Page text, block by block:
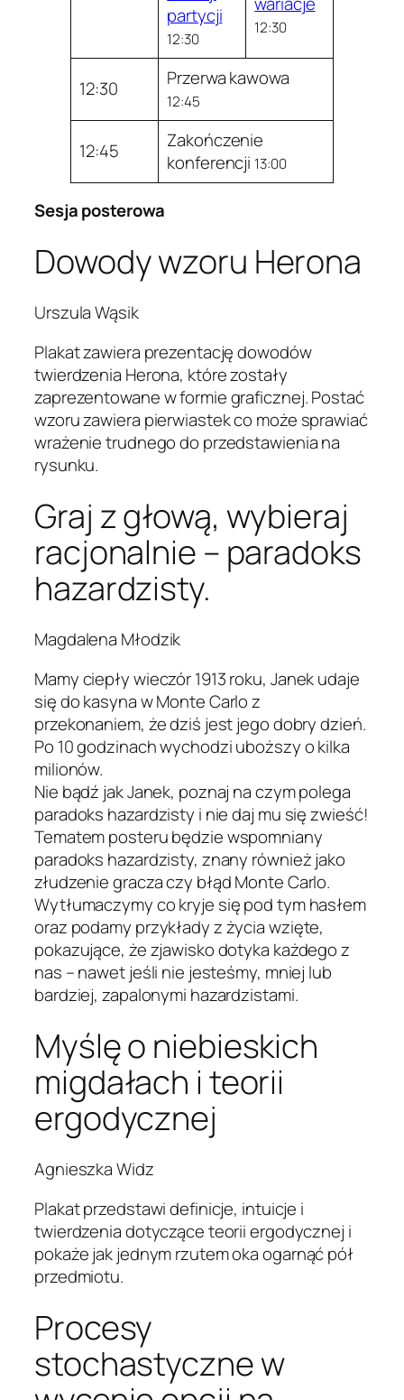
partycji
12:30
12:30
12:30 Przerwa kawowa
12:45
12:45
Zakończenie
konferencji 13:00
Sesja posterowa
Dowody wzoru Herona
Urszula Wąsik
Plakat zawiera prezentację dowodów
twierdzenia Herona, które zostały
zaprezentowane w formie graficznej. Postać
wzoru zawiera pierwiastek co może sprawiać
wrażenie trudnego do przedstawienia na
rysunku.
Graj z głową, wybieraj
racjonalnie – paradoks
hazardzisty.
Magdalena Młodzik
Mamy ciepły wieczór 1913 roku, Janek udaje
się do kasyna w Monte Carlo z
przekonaniem, że dziś jest jego dobry dzień.
Po 10 godzinach wychodzi uboższy o kilka
milionów.
Nie bądź jak Janek, poznaj na czym polega
paradoks hazardzisty i nie daj mu się zwieść!
Tematem posteru będzie wspomniany
paradoks hazardzisty, znany również jako
złudzenie gracza czy błąd Monte Carlo.
Wytłumaczymy co kryje się pod tym hasłem
oraz podamy przykłady z życia wzięte,
pokazujące, że zjawisko dotyka każdego z
nas – nawet jeśli nie jesteśmy, mniej lub
bardziej, zapalonymi hazardzistami.
Myślę o niebieskich
migdałach i teorii
ergodycznej
Agnieszka Widz
Plakat przedstawi definicje, intuicje i
twierdzenia dotyczące teorii ergodycznej i
pokaże jak jednym rzutem oka ogarnąć pół
przedmiotu.
Procesy
stochastyczne w